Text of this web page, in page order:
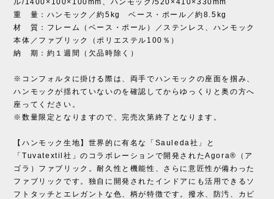
ル/1400×100×100mm、ハンモック/520×410×330mm
重 量：ハンモック／約5kg ベース・ポール／約8.5kg
材 質：フレーム（ベース・ポール）／ステンレス、ハンモック
本体／ファブリック（ポリエステル100％）
納 期：約１週間（欠品時除く）
※コンフォルタに掛ける際は、両手でハンモックの座面を掴み、
ハンモックが揺れていないのを確認してからゆっくりと奥の方へ
座ってください。
※数量限定となりますので、完売次第終了となります。
【ハンモック生地】世界的に有名な「Sauleda社」と
「Tuvatextil社」のコラボレーションで開発されたAgora®（ア
ゴラ）ファブリック。耐久性と機能性、さらに意匠性が備わった
ファブリックです。独自に開発されたインドアにも活用できるソ
フトタッチとエレガントな色、柄が特徴です。撥水、防汚、カビ